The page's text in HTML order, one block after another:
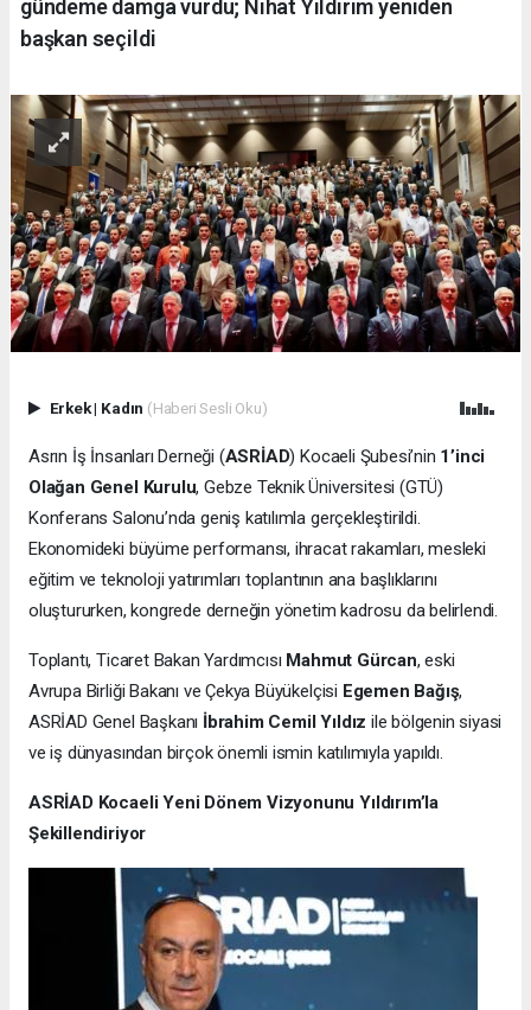
gündeme damga vurdu; Nihat Yıldırım yeniden
başkan seçildi
Erkek| Kadın (Haberi Sesli Oku)
Asrın İş İnsanları Derneği (ASRİAD) Kocaeli Şubesi’nin 1’inci
Olağan Genel Kurulu, Gebze Teknik Üniversitesi (GTÜ)
Konferans Salonu’nda geniş katılımla gerçekleştirildi.
Ekonomideki büyüme performansı, ihracat rakamları, mesleki
eğitim ve teknoloji yatırımları toplantının ana başlıklarını
oluştururken, kongrede derneğin yönetim kadrosu da belirlendi.
Toplantı, Ticaret Bakan Yardımcısı Mahmut Gürcan, eski
Avrupa Birliği Bakanı ve Çekya Büyükelçisi Egemen Bağış,
ASRİAD Genel Başkanı İbrahim Cemil Yıldız ile bölgenin siyasi
ve iş dünyasından birçok önemli ismin katılımıyla yapıldı.
ASRİAD Kocaeli Yeni Dönem Vizyonunu Yıldırım’la
Şekillendiriyor